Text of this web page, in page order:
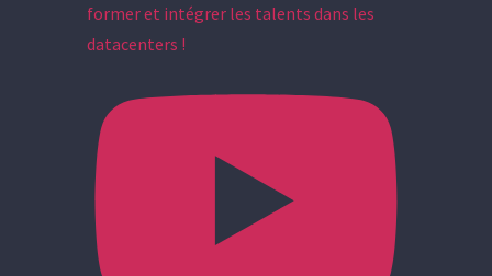
former et intégrer les talents dans les
datacenters !